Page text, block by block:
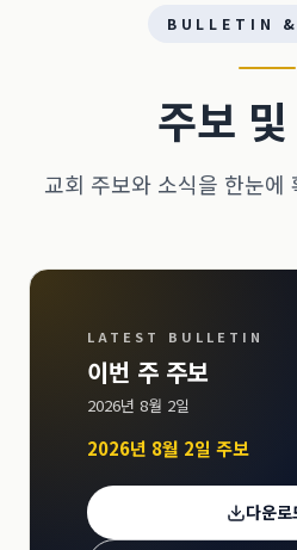
BULLETIN &
주보
교회 주보와 소식을 한눈에
LATEST BULLETIN
이번 주 주보
2026년 8월 2일
2026년 8월 2일 주보
다운로